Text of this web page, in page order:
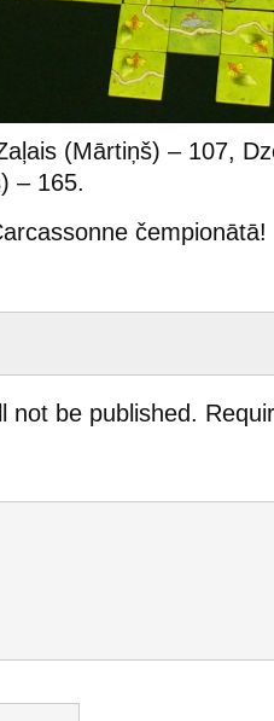
(Mārtiņš) – 107,
) – 165.
čempionātā!
not be published.